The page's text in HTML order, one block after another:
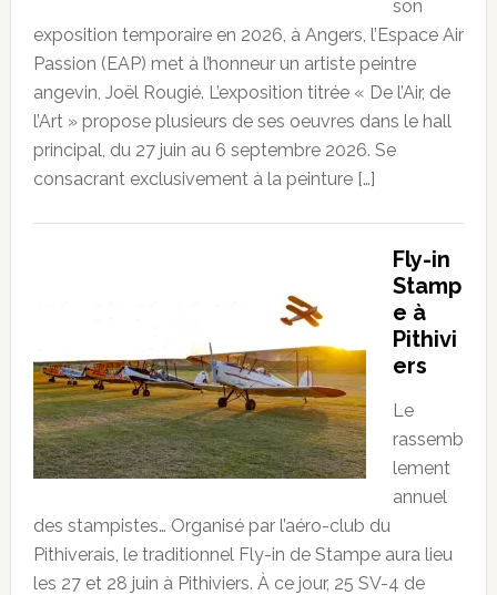
son
exposition temporaire en 2026, à Angers, l’Espace Air
Passion (EAP) met à l’honneur un artiste peintre
angevin, Joël Rougié. L’exposition titrée « De l’Air, de
l’Art » propose plusieurs de ses oeuvres dans le hall
principal, du 27 juin au 6 septembre 2026. Se
consacrant exclusivement à la peinture […]
Fly-in
Stamp
e à
Pithivi
ers
Le
rassemb
lement
annuel
des stampistes… Organisé par l’aéro-club du
Pithiverais, le traditionnel Fly-in de Stampe aura lieu
les 27 et 28 juin à Pithiviers. À ce jour, 25 SV-4 de